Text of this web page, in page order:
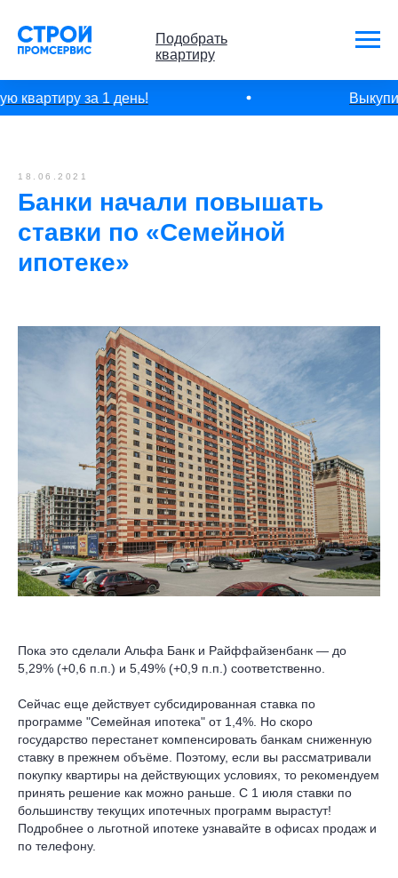
Подобрать
квартиру
квартиру за 1 день!
18.06.2021
Банки начали повышать
ставки по «Семейной
ипотеке»
Пока это сделали Альфа Банк и Райффайзенбанк — до
5,29% (+0,6 п.п.) и 5,49% (+0,9 п.п.) соответственно.
Сейчас еще действует субсидированная ставка по
программе "Семейная ипотека" от 1,4%. Но скоро
государство перестанет компенсировать банкам сниженную
ставку в прежнем объёме. Поэтому, если вы рассматривали
покупку квартиры на действующих условиях, то рекомендуем
принять решение как можно раньше. С 1 июля ставки по
большинству текущих ипотечных программ вырастут!
Подробнее о льготной ипотеке узнавайте в офисах продаж и
по телефону.